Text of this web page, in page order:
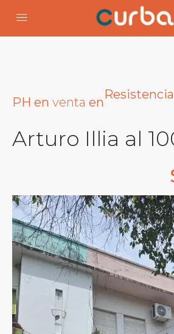
PH en venta en
Resistencia
Arturo Illia al